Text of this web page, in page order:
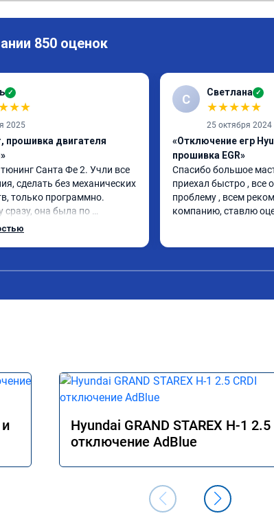
850 оценок
✓
★★
2025
прошивка двигателя
Санта Фе 2. Учли все
сделать без механических
только программно.
сразу, она была по
без изменений.
сделал работу. Спасибо
сервису!!!
С Светлана ✓
★★★★★
25 октября 2024
«Отключение егр
прошивка EGR»
Спасибо большое
приехал быстро , все
проблему , всем
компанию, ставлю
Hyundai GRAND STAREX H-1 2.5
отключение AdBlue